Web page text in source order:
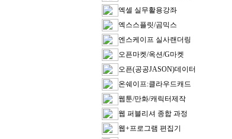
엑셀 실무활용강좌
엑스스플릿/곰믹스
엔스케이프 실사랜더링
오픈마켓/옥션/G마켓
오픈(공공JASON)데이터
온쉐이프:클라우드캐드
웹툰/만화/캐릭터제작
웹 퍼블리셔 종합 과정
웹+프로그램 편집기